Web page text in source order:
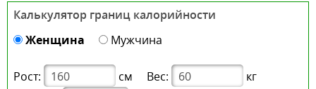
Калькулятор границ калорийности
Женщина
Мужчина
Рост: см Вес:
кг